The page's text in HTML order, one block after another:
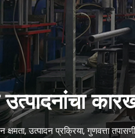
उत्पादनांचा
क्षमता, उत्पादन प्रक्रिया, गुणवत्ता